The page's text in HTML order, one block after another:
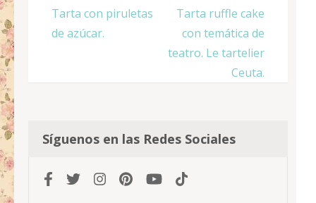
Navegación
de
Tarta con piruletas
de azúcar.
Tarta ruffle cake
con temática de
teatro. Le tartelier
Ceuta.
Síguenos en las Redes Sociales